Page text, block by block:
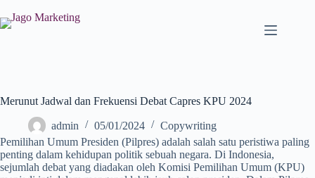
Merunut Jadwal dan Frekuensi Debat Capres KPU 2024
admin 05/01/2024
Copywriting
Pemilihan Umum Presiden (Pilpres) adalah salah satu peristiwa paling
penting dalam kehidupan politik sebuah negara. Di Indonesia,
sejumlah debat yang diadakan oleh Komisi Pemilihan Umum (KPU)